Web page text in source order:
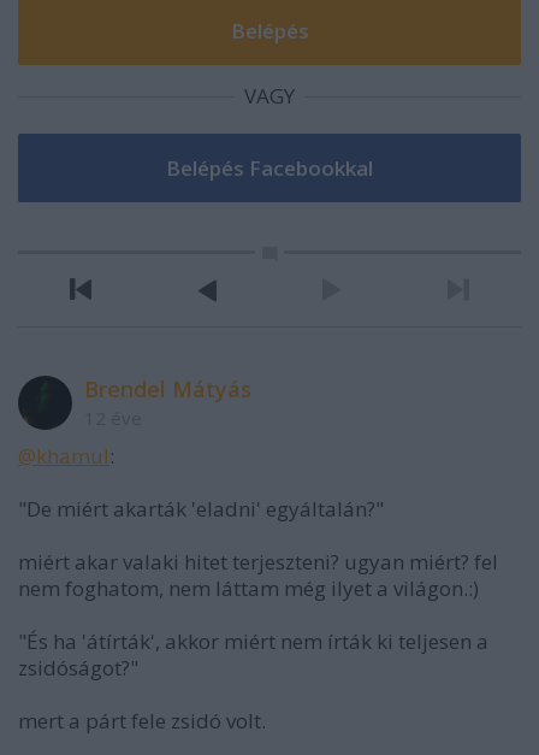
VAGY
Brendel Mátyás
@khamul:
"De miért akarták 'eladni' egyáltalán?"
miért akar valaki hitet terjeszteni? ugyan miért? fel
nem foghatom, nem láttam még ilyet a világon.:)
"És ha 'átírták', akkor miért nem írták ki teljesen a
zsidóságot?"
mert a párt fele zsidó volt.